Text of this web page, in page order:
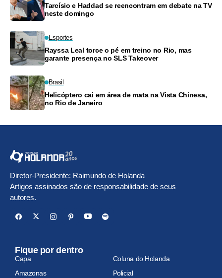
Tarcísio e Haddad se reencontram em debate na TV
neste domingo
Esportes
Rayssa Leal torce o pé em treino no Rio, mas
garante presença no SLS Takeover
Brasil
Helicóptero cai em área de mata na Vista Chinesa,
no Rio de Janeiro
Diretor-Presidente: Raimundo de Holanda
Artigos assinados são de responsabilidade de seus
autores.
Fique por dentro
Capa
Coluna do Holanda
Amazonas
Policial